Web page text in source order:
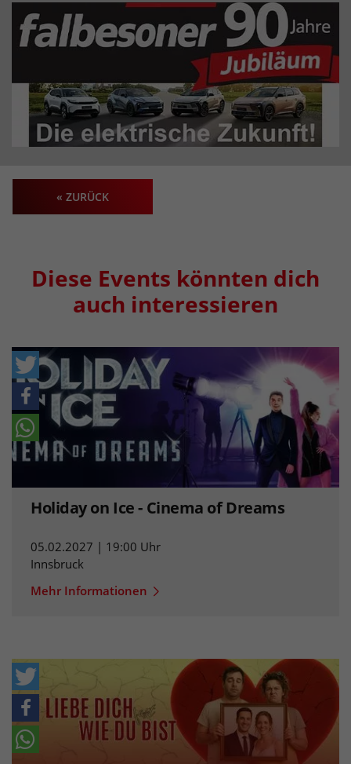
« ZURÜCK
Diese Events könnten dich
auch interessieren
Holiday on Ice - Cinema of Dreams
05.02.2027 | 19:00 Uhr
Innsbruck
Mehr Informationen